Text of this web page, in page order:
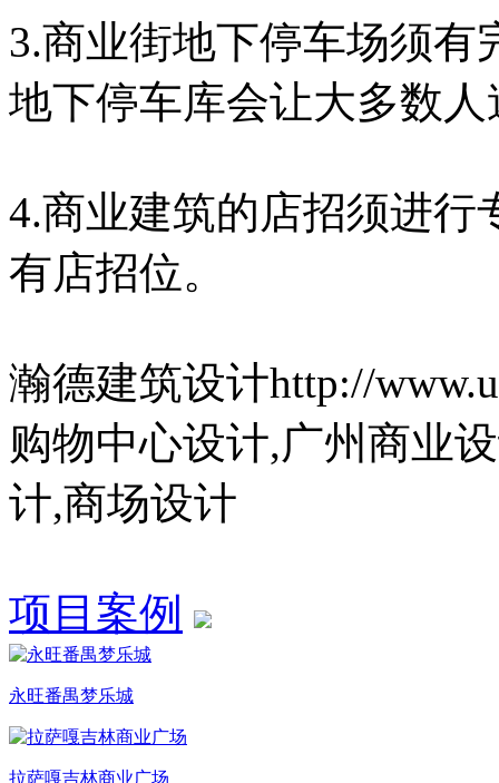
3.商业街地下停车场须
地下停车库会让大多数人
4.商业建筑的店招须进行
有店招位。
瀚德建筑设计http://
购物中心设计,广州商业
计,商场设计
项目案例
永旺番禺梦乐城
拉萨嘎吉林商业广场